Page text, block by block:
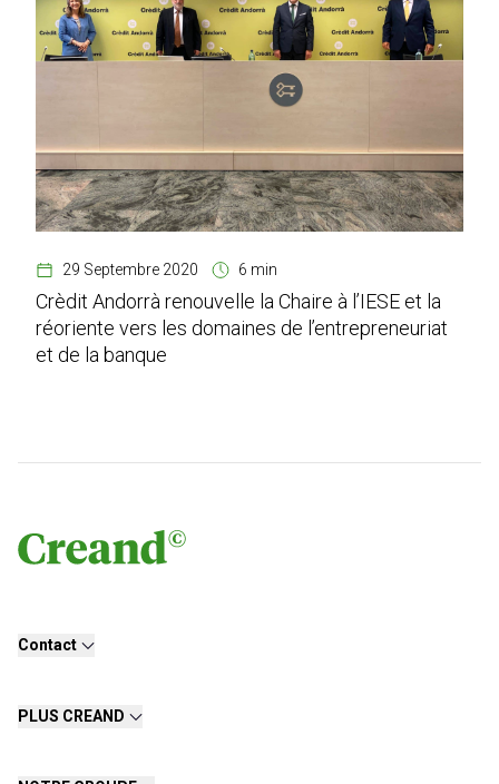
29 Septembre 2020 6 min
Crèdit Andorrà renouvelle la Chaire à l’IESE et la
réoriente vers les domaines de l’entrepreneuriat
et de la banque
Contact
PLUS CREAND